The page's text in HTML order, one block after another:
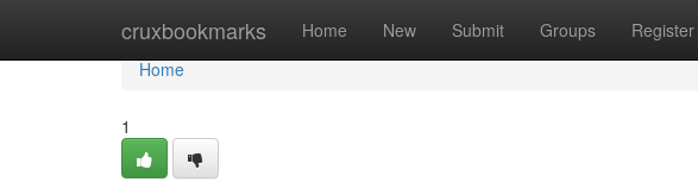
cruxbookmarks Home New Submit Groups Register
Home
Home
1